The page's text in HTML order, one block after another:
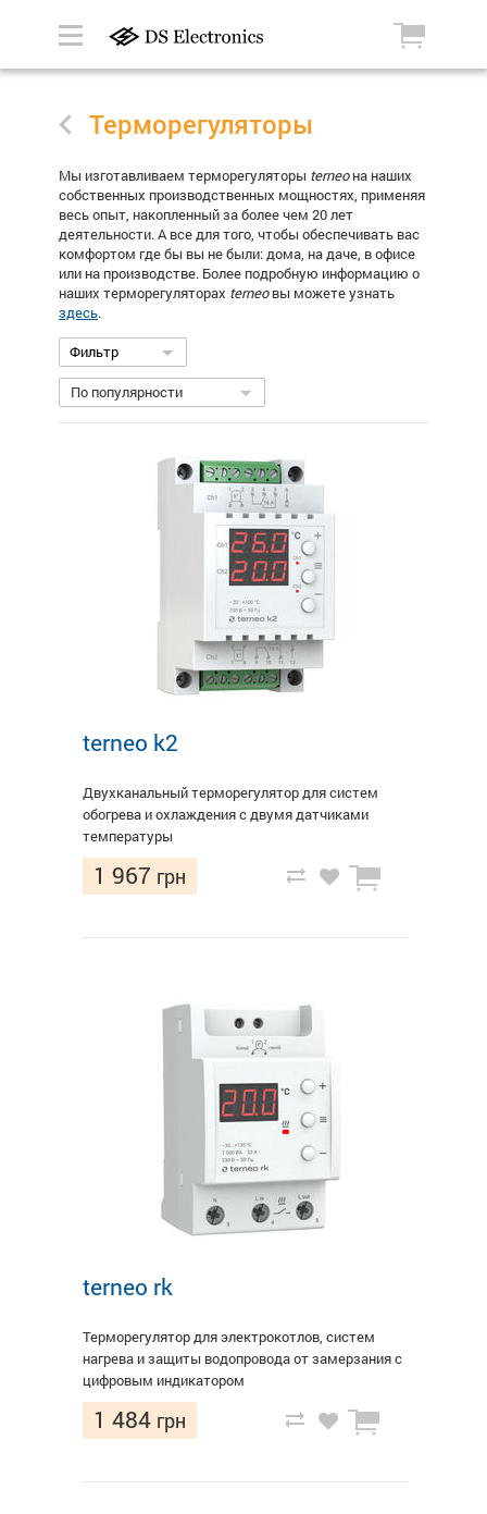
Терморегуляторы
Мы изготавливаем терморегуляторы terneo на наших
собственных производственных мощностях, применяя
весь опыт, накопленный за более чем 20 лет
деятельности. А все для того, чтобы обеспечивать вас
комфортом где бы вы не были: дома, на даче, в офисе
или на производстве. Более подробную информацию о
наших терморегуляторах terneoвы можете узнать
здесь.
Фильтр
По популярности
terneo k2
Двухканальный терморегулятор для систем
обогрева и охлаждения с двумя датчиками
температуры
1 967 грн
terneo rk
Терморегулятор для электрокотлов, систем
нагрева и защиты водопровода от замерзания с
цифровым индикатором
1 484 грн